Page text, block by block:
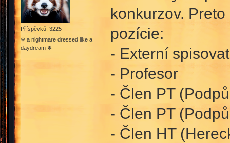
Příspěvků: 3225
❄ a nightmare dressed like a
daydream ❄
konkurzov.
pozície:
- Externí
- Profesor
- Člen PT
- Člen PT
- Člen HT